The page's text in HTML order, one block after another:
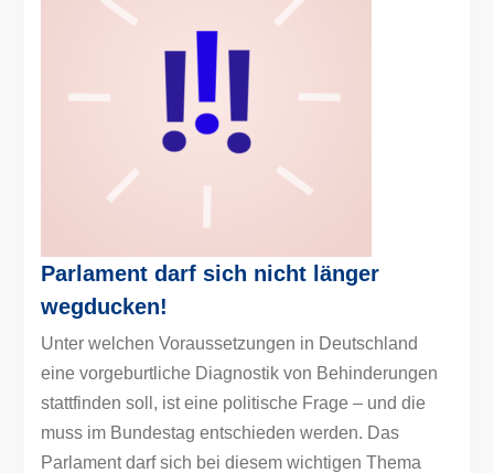
Parlament darf sich nicht länger
wegducken!
Unter welchen Voraussetzungen in Deutschland
eine vorgeburtliche Diagnostik von Behinderungen
stattfinden soll, ist eine politische Frage – und die
muss im Bundestag entschieden werden. Das
Parlament darf sich bei diesem wichtigen Thema